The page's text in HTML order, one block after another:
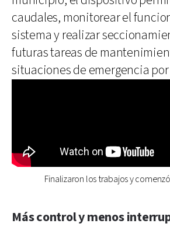
caudales, monitorear el
sistema y realizar
futuras tareas de
situaciones de emergencia
Finalizaron los trabajos y
Más control y menos